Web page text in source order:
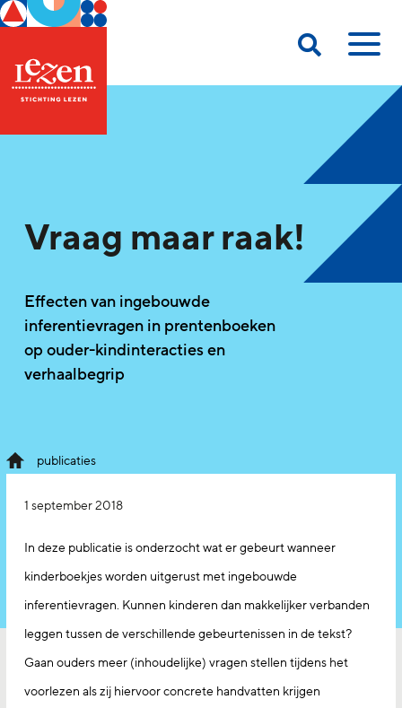
Vraag maar raak!
Effecten van ingebouwde
inferentievragen in prentenboeken
op ouder-kindinteracties en
verhaalbegrip
publicaties
1 september 2018
In deze publicatie is onderzocht wat er gebeurt wanneer
kinderboekjes worden uitgerust met ingebouwde
inferentievragen. Kunnen kinderen dan makkelijker verbanden
leggen tussen de verschillende gebeurtenissen in de tekst?
Gaan ouders meer (inhoudelijke) vragen stellen tijdens het
voorlezen als zij hiervoor concrete handvatten krijgen